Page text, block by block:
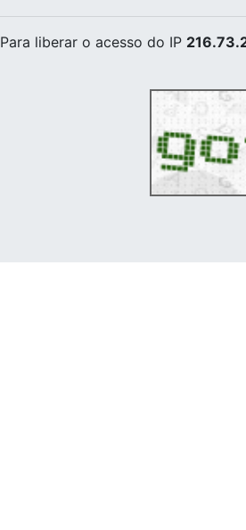
Para liberar o acesso do IP